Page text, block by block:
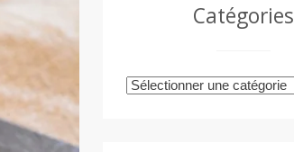
Catégories
Catégories